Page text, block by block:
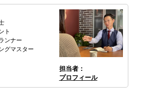
ト
ンナー
グマスター
担当者：
プロフィール